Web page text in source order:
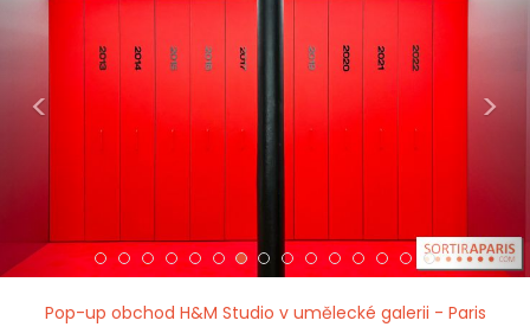
< >
Pop-up obchod H&M Studio v umělecké galerii - Paris